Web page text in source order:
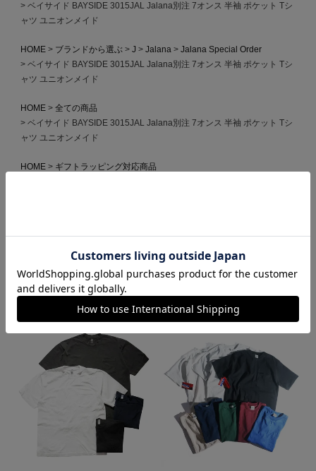
ベイサイド BAYSIDE 3015JAL Jalana別注 7オンス 半袖 ポケット Tシ
ャツ ユニオンメイド
HOME ブランドから選ぶ J Jalana
Jalana Special Order
ベイサイド BAYSIDE 3015JAL Jalana別注 7オンス 半袖 ポケット Tシ
ャツ ユニオンメイド
HOME
全ての商品
ベイサイド BAYSIDE 3015JAL Jalana別注 7オンス 半袖 ポケット Tシ
ャツ ユニオンメイド
HOME
ギフトラッピング対応商品
ベイサイド BAYSIDE 3015JAL Jalana別注 7オンス 半袖 ポケット Tシ
ャツ ユニオンメイド
この商品を見た人がよく買っている商品